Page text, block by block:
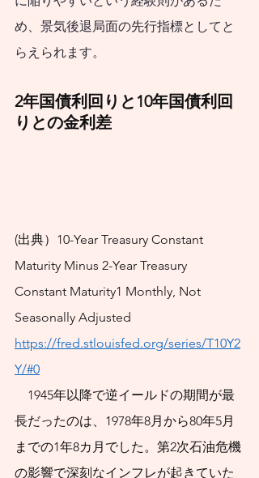
資信託協会の登録講
師、日本学生支援機
プ・アドバイザー、
J-FLEC認定アドバイ
付けるべき金融知
識、金融経済事情の
理解、および適切な
金融商品の利用ある
いは選択についての
まいりました。
新NISAを活用して
資産形成を始めたい
め、景気後退局面の先行指標としてと
らえられます。
2年国債利回りと10年国債利回
りとの金利差
(出典）10-Year Treasury Constant
Maturity Minus 2-Year Treasury
Constant Maturity1 Monthly, Not
Seasonally Adjusted
https://fred.stlouisfed.org/series/T10Y2
Y/#0
1945年以降で逆イールドの期間が最
長だったのは、1978年8月から80年5月
までの1年8カ月でした。第2次石油危機
の影響で深刻なインフレが起きていた